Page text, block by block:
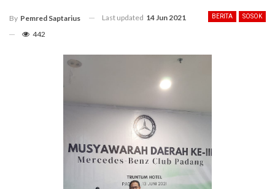
BERITA SOSOK
By Pemred Saptarius Last updated 14 Jun 2021
442